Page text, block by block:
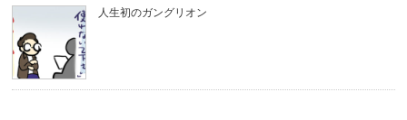
人生初のガングリオン